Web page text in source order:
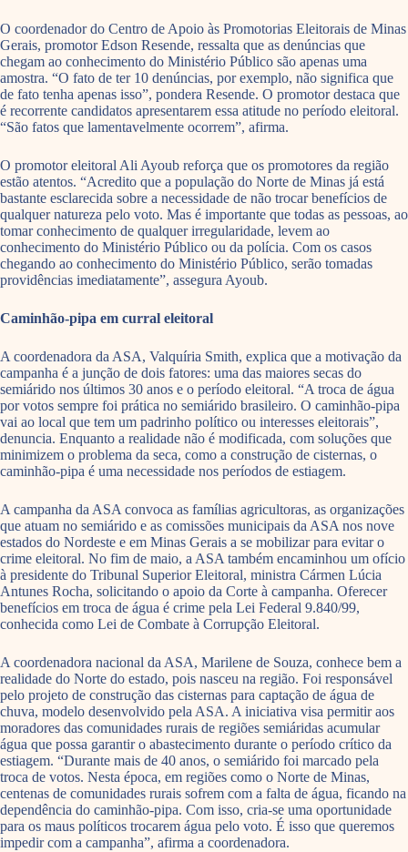
O coordenador do Centro de Apoio às Promotorias Eleitorais de Minas
Gerais, promotor Edson Resende, ressalta que as denúncias que
chegam ao conhecimento do Ministério Público são apenas uma
amostra. “O fato de ter 10 denúncias, por exemplo, não significa que
de fato tenha apenas isso”, pondera Resende. O promotor destaca que
é recorrente candidatos apresentarem essa atitude no período eleitoral.
“São fatos que lamentavelmente ocorrem”, afirma.
O promotor eleitoral Ali Ayoub reforça que os promotores da região
estão atentos. “Acredito que a população do Norte de Minas já está
bastante esclarecida sobre a necessidade de não trocar benefícios de
qualquer natureza pelo voto. Mas é importante que todas as pessoas, ao
tomar conhecimento de qualquer irregularidade, levem ao
conhecimento do Ministério Público ou da polícia. Com os casos
chegando ao conhecimento do Ministério Público, serão tomadas
providências imediatamente”, assegura Ayoub.
Caminhão-pipa em curral eleitoral
A coordenadora da ASA, Valquíria Smith, explica que a motivação da
campanha é a junção de dois fatores: uma das maiores secas do
semiárido nos últimos 30 anos e o período eleitoral. “A troca de água
por votos sempre foi prática no semiárido brasileiro. O caminhão-pipa
vai ao local que tem um padrinho político ou interesses eleitorais”,
denuncia. Enquanto a realidade não é modificada, com soluções que
minimizem o problema da seca, como a construção de cisternas, o
caminhão-pipa é uma necessidade nos períodos de estiagem.
A campanha da ASA convoca as famílias agricultoras, as organizações
que atuam no semiárido e as comissões municipais da ASA nos nove
estados do Nordeste e em Minas Gerais a se mobilizar para evitar o
crime eleitoral. No fim de maio, a ASA também encaminhou um ofício
à presidente do Tribunal Superior Eleitoral, ministra Cármen Lúcia
Antunes Rocha, solicitando o apoio da Corte à campanha. Oferecer
benefícios em troca de água é crime pela Lei Federal 9.840/99,
conhecida como Lei de Combate à Corrupção Eleitoral.
A coordenadora nacional da ASA, Marilene de Souza, conhece bem a
realidade do Norte do estado, pois nasceu na região. Foi responsável
pelo projeto de construção das cisternas para captação de água de
chuva, modelo desenvolvido pela ASA. A iniciativa visa permitir aos
moradores das comunidades rurais de regiões semiáridas acumular
água que possa garantir o abastecimento durante o período crítico da
estiagem. “Durante mais de 40 anos, o semiárido foi marcado pela
troca de votos. Nesta época, em regiões como o Norte de Minas,
centenas de comunidades rurais sofrem com a falta de água, ficando na
dependência do caminhão-pipa. Com isso, cria-se uma oportunidade
para os maus políticos trocarem água pelo voto. É isso que queremos
impedir com a campanha”, afirma a coordenadora.